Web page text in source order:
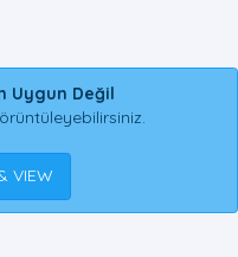
Uygun Değil
VIEW